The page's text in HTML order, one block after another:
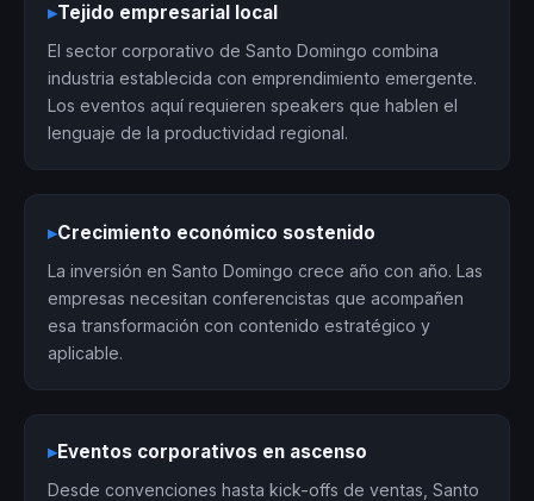
▸Tejido empresarial local
El sector corporativo de Santo Domingo combina
industria establecida con emprendimiento emergente.
Los eventos aquí requieren speakers que hablen el
lenguaje de la productividad regional.
▸Crecimiento económico sostenido
La inversión en Santo Domingo crece año con año. Las
empresas necesitan conferencistas que acompañen
esa transformación con contenido estratégico y
aplicable.
▸Eventos corporativos en ascenso
Desde convenciones hasta kick-offs de ventas, Santo